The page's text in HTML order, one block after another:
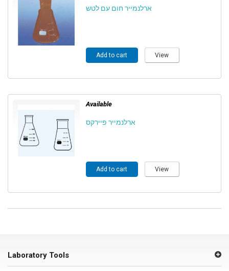
ארלנמייר חום עם לטש
Add to cart View
Available
ארלנמייר פיירקס
Add to cart View
Laboratory Tools